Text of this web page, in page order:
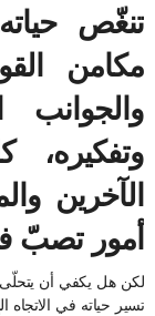
تنغّص
مكامن
وتفكيره،
الآخرين
أمور تصبّ
لكن هل يكفي أن يتحلّى المرء بنظرة تفاؤلية والتركيز على مكامن القوة، كي
تسير حياته في الاتجاه